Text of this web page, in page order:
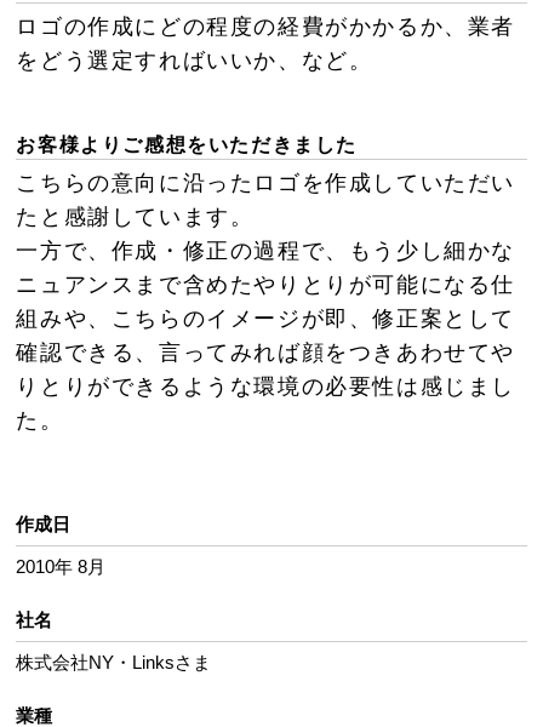
ロゴの作成にどの程度の経費がかかるか、業者
をどう選定すればいいか、など。
お客様よりご感想をいただきました
こちらの意向に沿ったロゴを作成していただい
たと感謝しています。
一方で、作成・修正の過程で、もう少し細かな
ニュアンスまで含めたやりとりが可能になる仕
組みや、こちらのイメージが即、修正案として
確認できる、言ってみれば顔をつきあわせてや
りとりができるような環境の必要性は感じまし
た。
作成日
2010年 8月
社名
株式会社NY・Linksさま
業種